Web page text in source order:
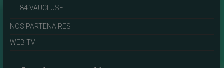
84 VAUCLUSE
NOS PARTENAIRES
WEB TV